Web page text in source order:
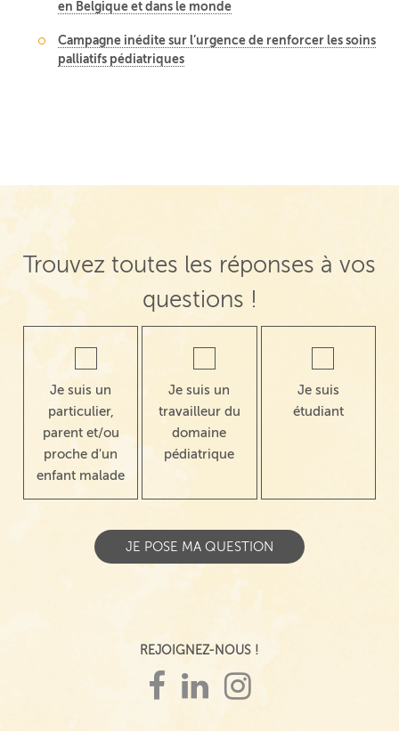
en Belgique et dans le monde
Campagne inédite sur l’urgence de renforcer les soins
palliatifs pédiatriques
Trouvez toutes les réponses à vos
questions !
Je suis un
particulier,
parent et/ou
proche d'un
enfant malade
Je suis un
travailleur du
domaine
pédiatrique
Je suis
étudiant
REJOIGNEZ-NOUS !